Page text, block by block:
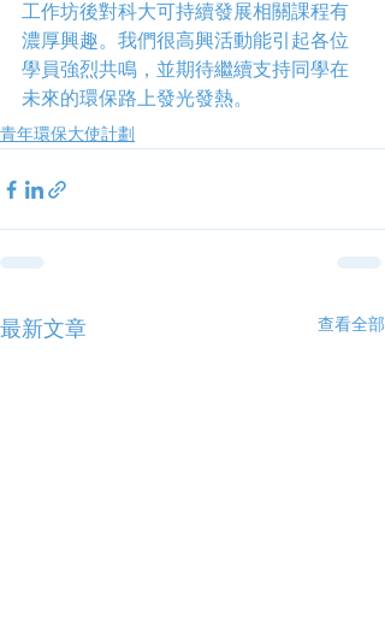
工作坊後對科大可持續發展相關課程有
濃厚興趣。我們很高興活動能引起各位
學員強烈共鳴，並期待繼續支持同學在
未來的環保路上發光發熱。
青年環保大使計劃
最新文章 查看全部